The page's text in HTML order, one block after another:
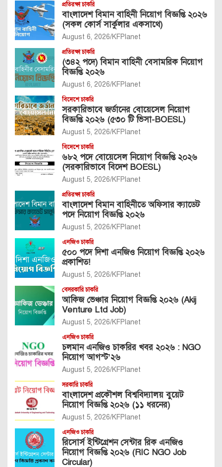
প্রতিরক্ষা চাকরি
বাংলাদেশ বিমান বাহিনী নিয়োগ বিজ্ঞপ্তি ২০২৬
(সকল কোর্স সার্কুলার একসাথে)
August 6, 2026 KFPlanet
প্রতিরক্ষা চাকরি
(৩৪২ পদে) বিমান বাহিনী বেসামরিক নিয়োগ
বিজ্ঞপ্তি ২০২৬
August 6, 2026 KFPlanet
বিদেশে চাকরি
সরকারিভাবে জর্ডানের বোয়েসেল নিয়োগ
বিজ্ঞপ্তি ২০২৬ (৫৩০ টি ভিসা-BOESL)
August 5, 2026 KFPlanet
বিদেশে চাকরি
৬৮২ পদে বোয়েসেল নিয়োগ বিজ্ঞপ্তি ২০২৬
(সরকারিভাবে বিদেশ BOESL)
August 5, 2026 KFPlanet
প্রতিরক্ষা চাকরি
বাংলাদেশ বিমান বাহিনীতে অফিসার ক্যাডেট
পদে নিয়োগ বিজ্ঞপ্তি ২০২৬
August 5, 2026 KFPlanet
এনজিও চাকরি
৫০০ পদে দিশা এনজিও নিয়োগ বিজ্ঞপ্তি ২০২৬
প্রকাশিত!
August 5, 2026 KFPlanet
বেসরকারি চাকরি
আকিজ ভেঞ্চার নিয়োগ বিজ্ঞপ্তি ২০২৬ (Akij
Venture Ltd Job)
August 5, 2026 KFPlanet
এনজিও চাকরি
চলমান এনজিও চাকরির খবর ২০২৬ : NGO
নিয়োগ আগস্ট’২৬
August 5, 2026 KFPlanet
সরকারি চাকরি
বাংলাদেশ প্রকৌশল বিশ্ববিদ্যালয় বুয়েট
নিয়োগ বিজ্ঞপ্তি ২০২৬ (১১ ধরনের)
August 5, 2026 KFPlanet
এনজিও চাকরি
রিসোর্স ইন্টিগ্রেশন সেন্টার রিক এনজিও
নিয়োগ বিজ্ঞপ্তি ২০২৬ (RIC NGO Job
Circular)